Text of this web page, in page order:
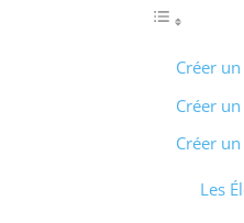
Créer
Créer
Créer
Les